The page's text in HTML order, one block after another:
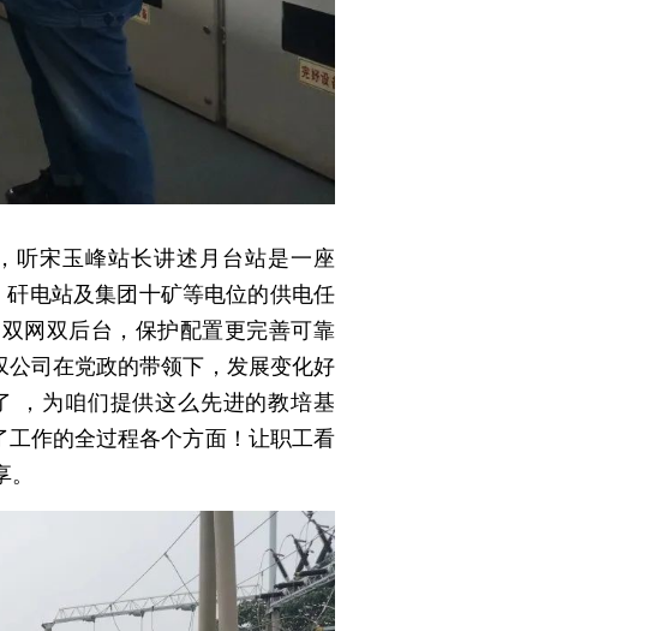
宋玉峰站长讲述月台站是一座
电站及集团十矿等电位的供电任
网双后台，保护配置更完善可靠
司在党政的带领下，发展变化好
，为咱们提供这么先进的教培基
作的全过程各个方面！让职工看